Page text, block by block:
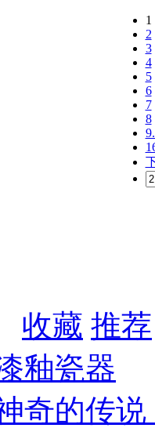
1
2
3
4
5
6
7
8
收藏 推荐
釉瓷器
的传说